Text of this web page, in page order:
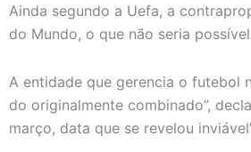
Ainda segundo a Uefa, a
do Mundo, o que não seria
A entidade que gerencia o futebol
do originalmente combinado”,
março, data que se revelou